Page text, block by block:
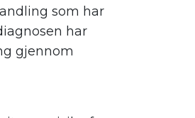
som har
har
gjennom